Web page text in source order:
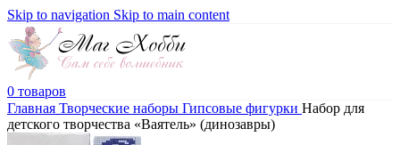
Skip to navigation Skip to main content
0 товаров
Главная Творческие наборы Гипсовые фигурки Набор для
детского творчества «Ваятель» (динозавры)